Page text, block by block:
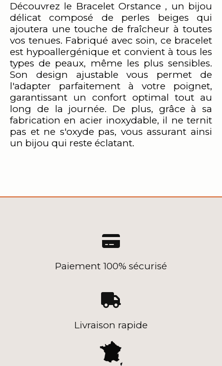
Découvrez le Bracelet Orstance , un bijou
délicat composé de perles beiges qui
ajoutera une touche de fraîcheur à toutes
vos tenues. Fabriqué avec soin, ce bracelet
est hypoallergénique et convient à tous les
types de peaux, même les plus sensibles.
Son design ajustable vous permet de
l'adapter parfaitement à votre poignet,
garantissant un confort optimal tout au
long de la journée. De plus, grâce à sa
fabrication en acier inoxydable, il ne ternit
pas et ne s'oxyde pas, vous assurant ainsi
un bijou qui reste éclatant.

Paiement 100% sécurisé

Livraison rapide